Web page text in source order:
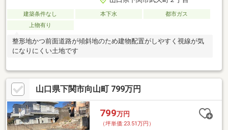
建築条件なし 本下水
都市ガス
上物有り
整形地かつ前面道路が傾斜地のため建物配置がしやすく視線が気
になりにくい土地です
山口県下関市向山町 799万円
799万円
（坪単価:23.51万円）